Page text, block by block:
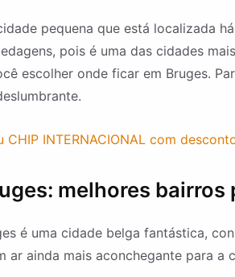
pequena que está localizada
pois é uma das cidades
escolher onde ficar em Bruges.
INTERNACIONAL com
melhores bairros
é uma cidade belga fantástica,
ar ainda mais aconchegante para a